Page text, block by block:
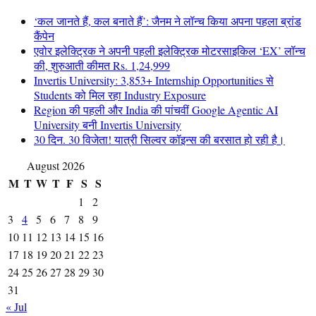
‘कल जानते हैं, कल बनाते हैं’: जैनम ने लॉन्च किया अपना पहला ब्रांड
कैंपेन
एवोर इलेक्ट्रिक ने अपनी पहली इलेक्ट्रिक मोटरसाइकिल ‘EX’ लॉन्च
की, शुरुआती कीमत Rs. 1,24,999
Invertis University: 3,853+ Internship Opportunities से
Students को मिल रहा Industry Exposure
Region की पहली और India की पांचवीं Google Agentic AI
University बनी Invertis University
30 दिन. 30 विजेता! यात्री सिल्वर कॉइन्स की बरसात हो रही है।
August 2026
M T W T F S S
1
2
3
4 5 6 7 8
9
10 11 12 13 14 15 16
17 18 192021 2223
2425 2627 28 2930
31
« Jul